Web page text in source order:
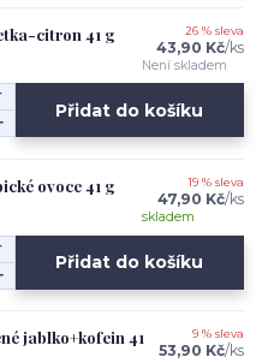
citron 41 g 26 % sleva
43,90 Kč/ks
Není skladem
Přidat do košíku
ovoce 41 g 19 % sleva
47,90 Kč/ks
skladem
Přidat do košíku
jablko+kofein 41
9 % sleva
53,90 Kč/ks